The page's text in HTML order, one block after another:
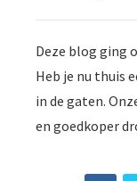
Deze blog ging
Heb je nu thuis
in de gaten.
en goedkoper